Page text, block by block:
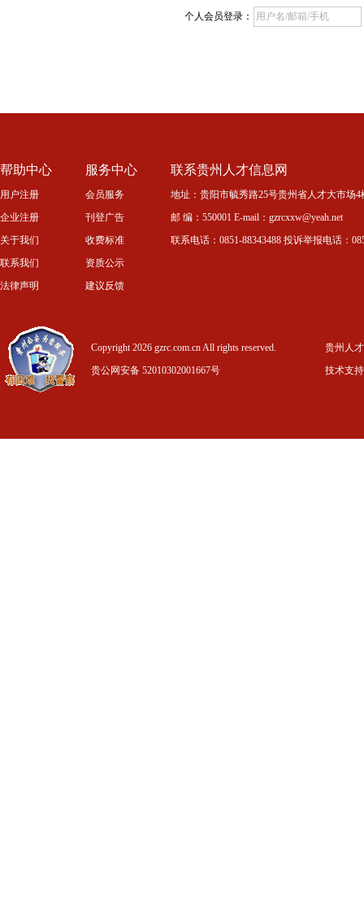
个人会员登录：
帮助中心
用户注册
企业注册
关于我们
联系我们
法律声明
服务中心
会员服务
刊登广告
收费标准
资质公示
建议反馈
联系贵州人才信息网
地址：贵阳市毓秀路25号贵州省人才大市场
邮 编：550001 E-mail：gzrcxxw@yeah.net
联系电话：0851-88343488 投诉举报电话：
Copyright 2026 gzrc.com.cn All rights reserved.
贵公网安备 52010302001667号
贵州人
技术支